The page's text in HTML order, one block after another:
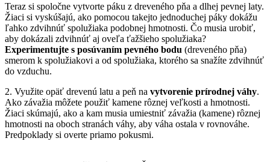
Teraz si spoločne vytvorte páku z dreveného pňa a dlhej pevnej laty.
Žiaci si vyskúšajú, ako pomocou takejto jednoduchej páky dokážu
ľahko zdvihnúť spolužiaka podobnej hmotnosti. Čo musia urobiť,
aby dokázali zdvihnúť aj oveľa ťažšieho spolužiaka?
Experimentujte s posúvaním pevného bodu (dreveného pňa)
smerom k spolužiakovi a od spolužiaka, ktorého sa snažíte zdvihnúť
do vzduchu.
2. Využite opäť drevenú latu a peň na vytvorenie prírodnej váhy.
Ako závažia môžete použiť kamene rôznej veľkosti a hmotnosti.
Žiaci skúmajú, ako a kam musia umiestniť závažia (kamene) rôznej
hmotnosti na oboch stranách váhy, aby váha ostala v rovnováhe.
Predpoklady si overte priamo pokusmi.